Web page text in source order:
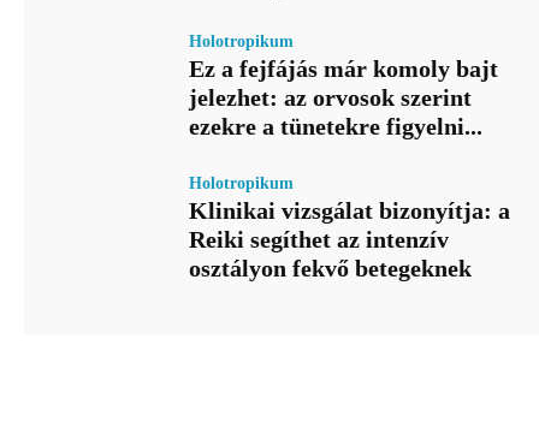
Holotropikum
Ez a fejfájás már komoly bajt
jelezhet: az orvosok szerint
ezekre a tünetekre figyelni...
Holotropikum
Klinikai vizsgálat bizonyítja: a
Reiki segíthet az intenzív
osztályon fekvő betegeknek